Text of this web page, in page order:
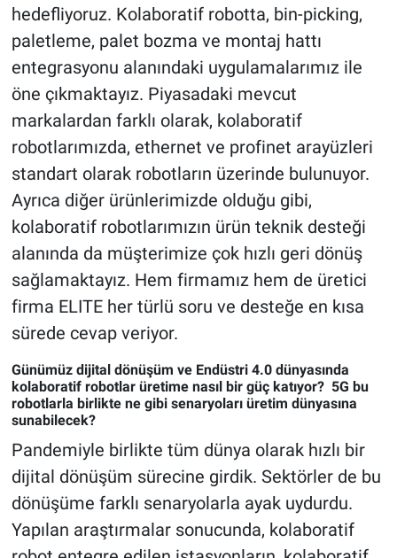
hedefliyoruz. Kolaboratif robotta, bin-picking,
paletleme, palet bozma ve montaj hattı
entegrasyonu alanındaki uygulamalarımız ile
öne çıkmaktayız. Piyasadaki mevcut
markalardan farklı olarak, kolaboratif
robotlarımızda, ethernet ve profinet arayüzleri
standart olarak robotların üzerinde bulunuyor.
Ayrıca diğer ürünlerimizde olduğu gibi,
kolaboratif robotlarımızın ürün teknik desteği
alanında da müşterimize çok hızlı geri dönüş
sağlamaktayız. Hem firmamız hem de üretici
firma ELITE her türlü soru ve desteğe en kısa
sürede cevap veriyor.
Günümüz dijital dönüşüm ve Endüstri 4.0 dünyasında
kolaboratif robotlar üretime nasıl bir güç katıyor? 5G bu
robotlarla birlikte ne gibi senaryoları üretim dünyasına
sunabilecek?
Pandemiyle birlikte tüm dünya olarak hızlı bir
dijital dönüşüm sürecine girdik. Sektörler de bu
dönüşüme farklı senaryolarla ayak uydurdu.
Yapılan araştırmalar sonucunda, kolaboratif